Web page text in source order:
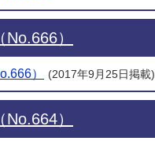
）
） (2017年9月25日掲載)
）